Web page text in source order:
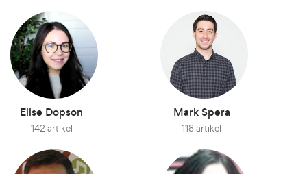
Elise Dopson
142 artikel
Mark Spera
118 artikel